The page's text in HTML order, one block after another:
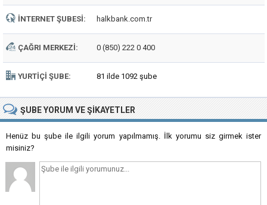
İNTERNET ŞUBESI: halkbank.com.tr
ÇAĞRI MERKEZI: 0 (850) 222 0 400
YURTIÇI ŞUBE: 81 ilde 1092 şube
ŞUBEYORUM VE ŞIKAYETLER
Henüz bu şube ile ilgili yorum yapılmamış. İlk yorumu siz girmek ister
misiniz?